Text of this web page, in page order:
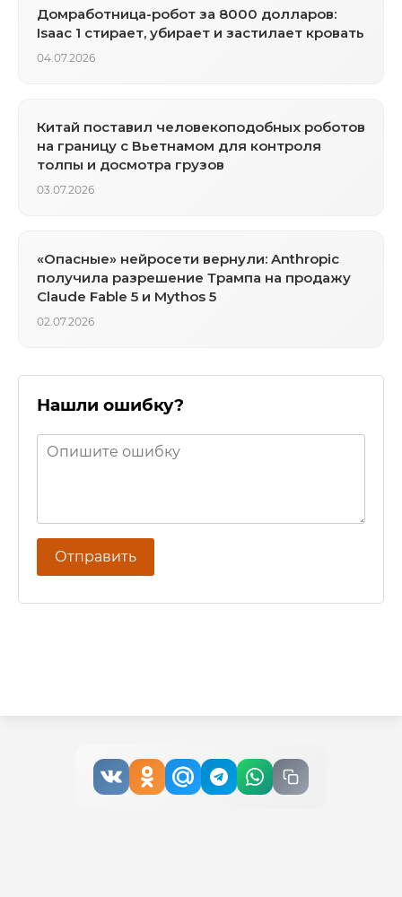
Домработница-робот за 8000 долларов:
Isaac 1 стирает, убирает и застилает кровать
04.07.2026
Китай поставил человекоподобных роботов
на границу с Вьетнамом для контроля
толпы и досмотра грузов
03.07.2026
«Опасные» нейросети вернули: Anthropic
получила разрешение Трампа на продажу
Claude Fable 5 и Mythos 5
02.07.2026
Нашли ошибку?
Отправить